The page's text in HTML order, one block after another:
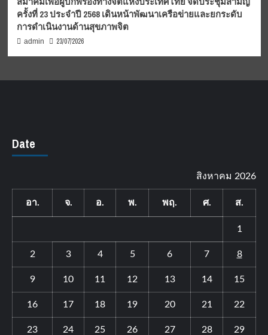
ครั้งที่ 23 ประจำปี 2568 เดินหน้าพัฒนาเครือข่ายและยกระดับ
การดำเนินงานด้านสุขภาพจิต
admin 23/07/2026
Date
สิงหาคม 2026
อา. จ. อ. พ. พฤ. ศ. ส.
1
2 3 4 5 6 7 8
9 10 11 12 13 14 15
16 17 18 19 20 21 22
23 24 25 26 27 28 29